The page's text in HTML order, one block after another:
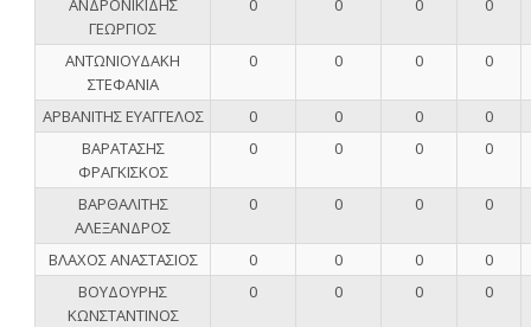
ΓΕΩΡΓΙΟΣ
ΑΝΤΩΝΙΟΥΔΑΚΗ
ΣΤΕΦΑΝΙΑ
0 0 0 0
ΑΡΒΑΝΙΤΗΣ ΕΥΑΓΓΕΛΟΣ 0 0 0
0
ΒΑΡΑΤΑΣΗΣ
ΦΡΑΓΚΙΣΚΟΣ
0 0 0 0
ΒΑΡΘΑΛΙΤΗΣ
ΑΛΕΞΑΝΔΡΟΣ
0 0 0 0
ΒΛΑΧΟΣ ΑΝΑΣΤΑΣΙΟΣ 0 0 0
0
ΒΟΥΔΟΥΡΗΣ
ΚΩΝΣΤΑΝΤΙΝΟΣ
0 0 0 0